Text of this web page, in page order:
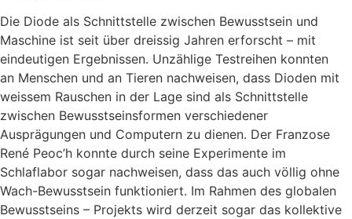
Die Diode als Schnittstelle zwischen Bewusstsein und
Maschine ist seit über dreissig Jahren erforscht – mit
eindeutigen Ergebnissen. Unzählige Testreihen konnten
an Menschen und an Tieren nachweisen, dass Dioden mit
weissem Rauschen in der Lage sind als Schnittstelle
zwischen Bewusstseinsformen verschiedener
Ausprägungen und Computern zu dienen. Der Franzose
René Peoc’h konnte durch seine Experimente im
Schlaflabor sogar nachweisen, dass das auch völlig ohne
Wach-Bewusstsein funktioniert. Im Rahmen des globalen
Bewusstseins – Projekts wird derzeit sogar das kollektive